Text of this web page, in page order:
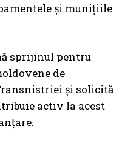
și munițiile
sprijinul pentru
de
și solicită
activ la acest